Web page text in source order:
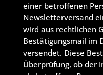
einer betroffenen
Newsletterversand
wird aus rechtlichen
Bestätigungsmail im
versendet. Diese
Überprüfung, ob der